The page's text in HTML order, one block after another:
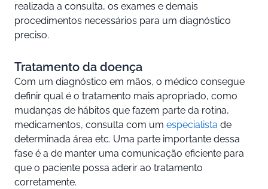
realizada a consulta, os exames e demais
procedimentos necessários para um diagnóstico
preciso.
Tratamento da doença
Com um diagnóstico em mãos, o médico consegue
definir qual é o tratamento mais apropriado, como
mudanças de hábitos que fazem parte da rotina,
medicamentos, consulta com um especialista de
determinada área etc. Uma parte importante dessa
fase é a de manter uma comunicação eficiente para
que o paciente possa aderir ao tratamento
corretamente.